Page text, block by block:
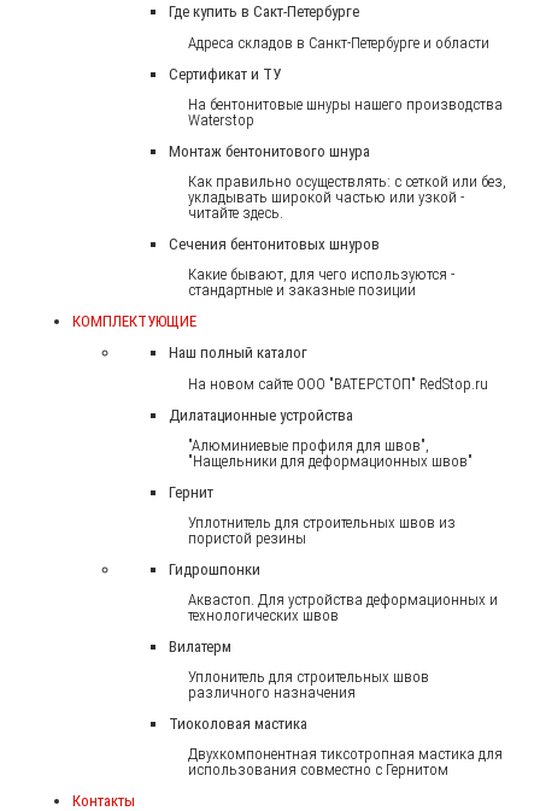
Где купить в Сакт-Петербурге
Адреса складов в Санкт-Петербурге и области
Сертификат и ТУ
На бентонитовые шнуры нашего производства
Waterstop
Монтаж бентонитового шнура
Как правильно осуществлять: с сеткой или без,
укладывать широкой частью или узкой -
читайте здесь.
Сечения бентонитовых шнуров
Какие бывают, для чего используются -
стандартные и заказные позиции
КОМПЛЕКТУЮЩИЕ
Наш полный каталог
На новом сайте ООО "ВАТЕРСТОП" RedStop.ru
Дилатационные устройства
"Алюминиевые профиля для швов",
"Нащельники для деформационных швов"
Гернит
Уплотнитель для строительных швов из
пористой резины
Гидрошпонки
Аквастоп. Для устройства деформационных и
технологических швов
Вилатерм
Уплонитель для строительных швов
различного назначения
Тиоколовая мастика
Двухкомпонентная тиксотропная мастика для
использования совместно с Гернитом
Контакты